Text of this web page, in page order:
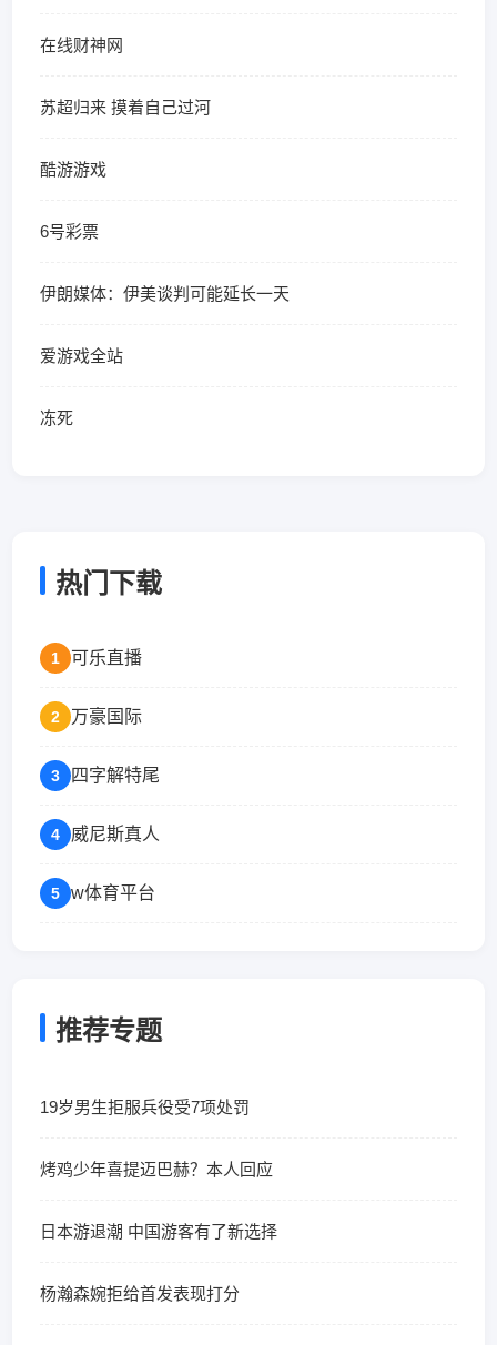
在线财神网
苏超归来 摸着自己过河
酷游游戏
6号彩票
伊朗媒体：伊美谈判可能延长一天
爱游戏全站
冻死
热门下载
1 可乐直播
2 万豪国际
3 四字解特尾
4 威尼斯真人
5 w体育平台
推荐专题
19岁男生拒服兵役受7项处罚
烤鸡少年喜提迈巴赫？本人回应
日本游退潮 中国游客有了新选择
杨瀚森婉拒给首发表现打分